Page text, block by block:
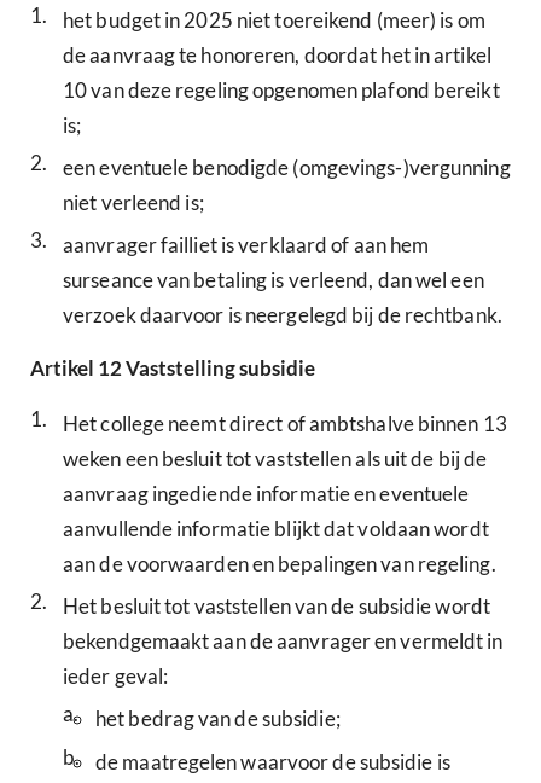
1.
het budget in 2025 niet toereikend (meer) is om
de aanvraag te honoreren, doordat het in artikel
10 van deze regeling opgenomen plafond bereikt
is;
2.
een eventuele benodigde (omgevings-)vergunning
niet verleend is;
3.
aanvrager failliet is verklaard of aan hem
surseance van betaling is verleend, dan wel een
verzoek daarvoor is neergelegd bij de rechtbank.
Artikel 12Vaststelling subsidie
1.
Het college neemt direct of ambtshalve binnen 13
weken een besluit tot vaststellen als uit de bij de
aanvraag ingediende informatie en eventuele
aanvullende informatie blijkt dat voldaan wordt
aan de voorwaarden en bepalingen van regeling.
2.
Het besluit tot vaststellen van de subsidie wordt
bekendgemaakt aan de aanvrager en vermeldt in
ieder geval:
a.
het bedrag van de subsidie;
b.
de maatregelen waarvoor de subsidie is